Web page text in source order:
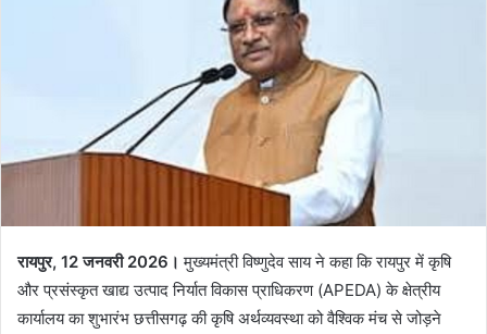
रायपुर, 12 जनवरी 2026। मुख्यमंत्री विष्णुदेव साय ने कहा कि रायपुर में कृषि
और प्रसंस्कृत खाद्य उत्पाद निर्यात विकास प्राधिकरण (APEDA) के क्षेत्रीय
कार्यालय का शुभारंभ छत्तीसगढ़ की कृषि अर्थव्यवस्था को वैश्विक मंच से जोड़ने